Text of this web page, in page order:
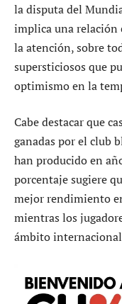
la disputa del
implica una relación
la atención, sobre
supersticiosos que
optimismo en la
Cabe destacar que
ganadas por el club
han producido en
porcentaje sugiere
mejor rendimiento
mientras los
ámbito